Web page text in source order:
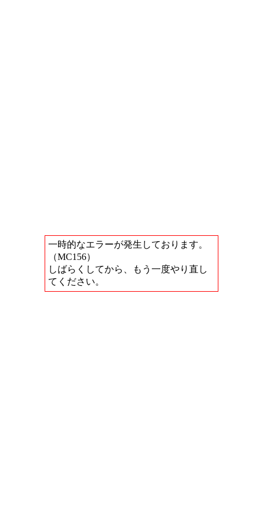
一時的なエラーが発生しております。
（MC156）
しばらくしてから、もう一度やり直し
てください。